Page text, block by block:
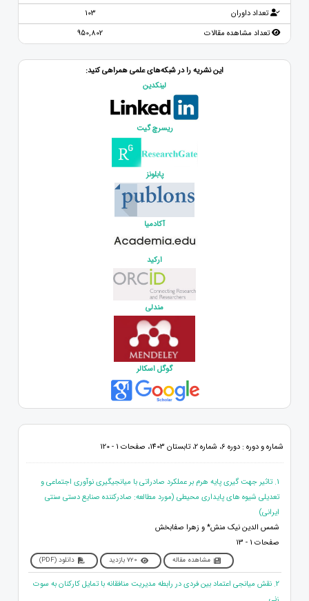
تعداد داوران
103
تعداد مشاهده مقالات
950,802
این نشریه را در شبکه‌های علمی همراهی کنید:
لینکدین
ریسرچ گیت
پابلونز
آکادمیا
ارکید
مندلی
گوگل اسکالر
شماره و دوره : دوره 6، شماره 2، تابستان 1403، صفحات 1 - 120
1. تاثیر جهت گیری پایه هرم بر عملکرد صادراتی با میانجیگیری نوآوری اجتماعی و
تعدیلی شیوه های پایداری محیطی (مورد مطالعه: صادرکننده صنایع دستی سنتی
ایرانی)
شمس الدین نیک منش* و زهرا صفابخش
صفحات 1 - 13
مشاهده مقاله 720 بازدید دانلود (PDF)
2. نقش میانجی اعتماد بین فردی در رابطه مدیریت منافقانه با تمایل کارکنان به سوت